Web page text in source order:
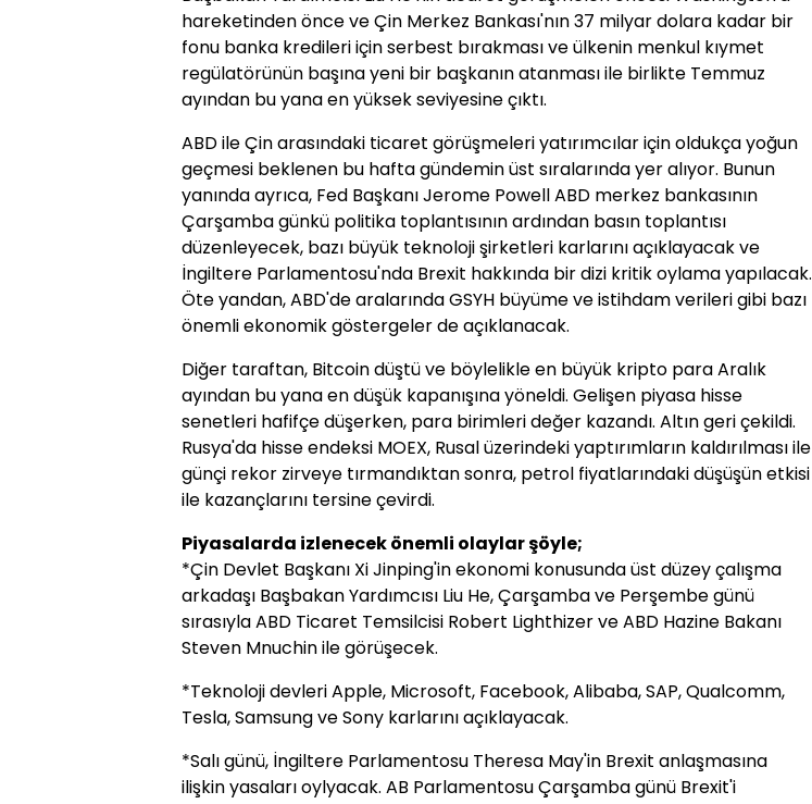
hareketinden önce ve Çin Merkez Bankası'nın 37 milyar dolara kadar bir
fonu banka kredileri için serbest bırakması ve ülkenin menkul kıymet
regülatörünün başına yeni bir başkanın atanması ile birlikte Temmuz
ayından bu yana en yüksek seviyesine çıktı.
ABD ile Çin arasındaki ticaret görüşmeleri yatırımcılar için oldukça yoğun
geçmesi beklenen bu hafta gündemin üst sıralarında yer alıyor. Bunun
yanında ayrıca, Fed Başkanı Jerome Powell ABD merkez bankasının
Çarşamba günkü politika toplantısının ardından basın toplantısı
düzenleyecek, bazı büyük teknoloji şirketleri karlarını açıklayacak ve
İngiltere Parlamentosu'nda Brexit hakkında bir dizi kritik oylama yapılacak.
Öte yandan, ABD'de aralarında GSYH büyüme ve istihdam verileri gibi bazı
önemli ekonomik göstergeler de açıklanacak.
Diğer taraftan, Bitcoin düştü ve böylelikle en büyük kripto para Aralık
ayından bu yana en düşük kapanışına yöneldi. Gelişen piyasa hisse
senetleri hafifçe düşerken, para birimleri değer kazandı. Altın geri çekildi.
Rusya'da hisse endeksi MOEX, Rusal üzerindeki yaptırımların kaldırılması ile
günçi rekor zirveye tırmandıktan sonra, petrol fiyatlarındaki düşüşün etkisi
ile kazançlarını tersine çevirdi.
Piyasalarda izlenecek önemli olaylar şöyle;
*Çin Devlet Başkanı Xi Jinping'in ekonomi konusunda üst düzey çalışma
arkadaşı Başbakan Yardımcısı Liu He, Çarşamba ve Perşembe günü
sırasıyla ABD Ticaret Temsilcisi Robert Lighthizer ve ABD Hazine Bakanı
Steven Mnuchin ile görüşecek.
*Teknoloji devleri Apple, Microsoft, Facebook, Alibaba, SAP, Qualcomm,
Tesla, Samsung ve Sony karlarını açıklayacak.
*Salı günü, İngiltere Parlamentosu Theresa May'in Brexit anlaşmasına
ilişkin yasaları oylyacak. AB Parlamentosu Çarşamba günü Brexit'i